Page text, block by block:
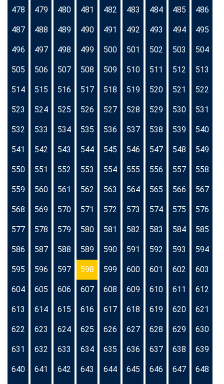
478 479 480 481 482 483 484 485 486
487 488 489 490 491 492 493 494 495
496 497 498 499 500 501 502 503 504
505 506 507 508 509 510 511 512 513
514 515 516 517 518 519 520 521 522
523 524 525 526 527 528 529 530 531
532 533 534 535 536 537 538 539 540
541 542 543 544 545 546 547 548 549
550 551 552 553 554 555 556 557 558
559 560 561 562 563 564 565 566 567
568 569 570 571 572 573 574 575 576
577 578 579 580 581 582 583 584 585
586 587 588 589 590 591 592 593 594
595 596 597 598 599 600 601 602 603
604 605 606 607 608 609 610 611 612
613 614 615 616 617 618 619 620 621
622 623 624 625 626 627 628 629 630
631 632 633 634 635 636 637 638 639
640 641 642 643 644 645 646 647 648